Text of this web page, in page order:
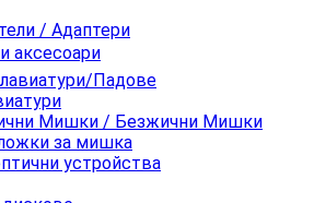
/ Адаптери
аксесоари
Падове
Мишки / Безжични Мишки
за мишка
устройства